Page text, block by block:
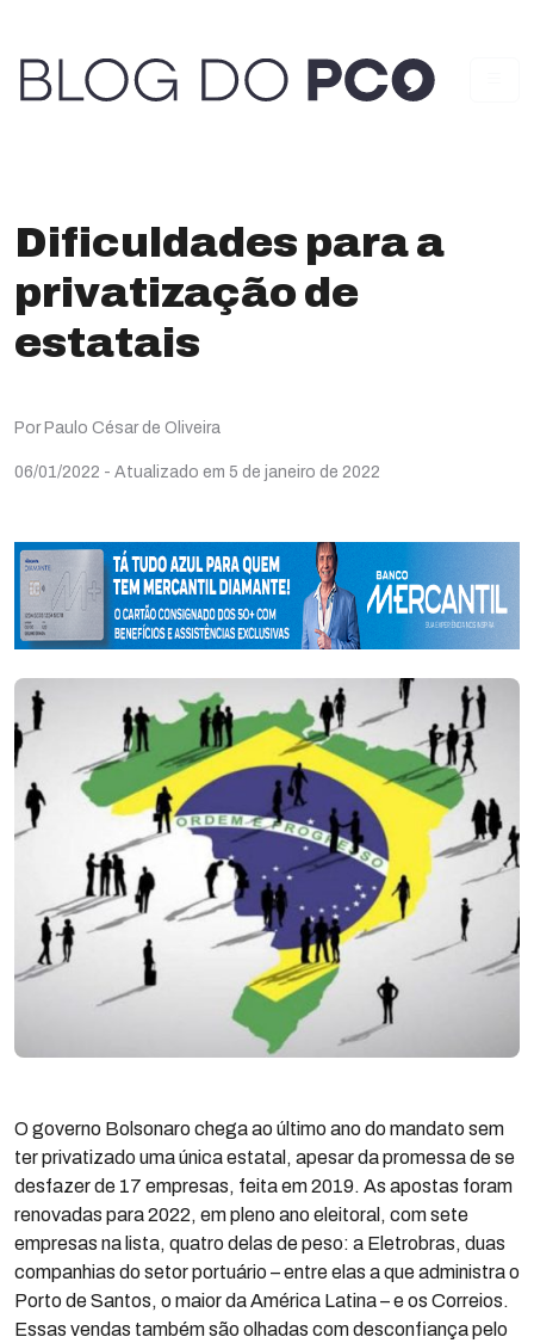
Dificuldades para a
privatização de
estatais
Por Paulo César de Oliveira
06/01/2022 - Atualizado em 5 de janeiro de 2022
O governo Bolsonaro chega ao último ano do mandato sem
ter privatizado uma única estatal, apesar da promessa de se
desfazer de 17 empresas, feita em 2019. As apostas foram
renovadas para 2022, em pleno ano eleitoral, com sete
empresas na lista, quatro delas de peso: a Eletrobras, duas
companhias do setor portuário – entre elas a que administra o
Porto de Santos, o maior da América Latina – e os Correios.
Essas vendas também são olhadas com desconfiança pelo